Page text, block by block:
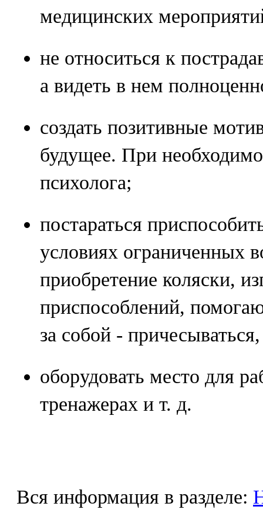
медицинских
не относиться к
а видеть в нем
создать позитивные
будущее. При
психолога;
постараться
условиях ограниченных
приобретение коляски,
приспособлений,
за собой -
оборудовать место для
тренажерах и т. д.
Вся информация в разделе: